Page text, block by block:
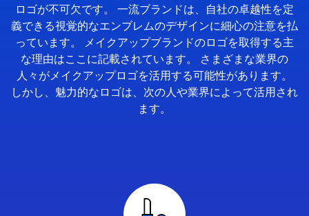
ロゴが不可欠です。 一流ブランドは、自社の卓越性を定
義できる視覚的なエンブレムのデザインに細心の注意を払
っています。 メイクアップブランドのロゴを取得する主
な理由はここに記載されています。 さまざまな業界の
人々がメイクアップロゴを活用する可能性があります。
しかし、魅力的なロゴは、次の人や業界によって活用され
ます。